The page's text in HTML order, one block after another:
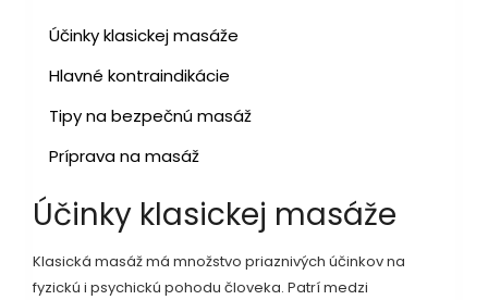
Účinky klasickej masáže
Hlavné kontraindikácie
Tipy na bezpečnú masáž
Príprava na masáž
Účinky klasickej masáže
Klasická masáž má množstvo priaznivých účinkov na
fyzickú i psychickú pohodu človeka. Patrí medzi